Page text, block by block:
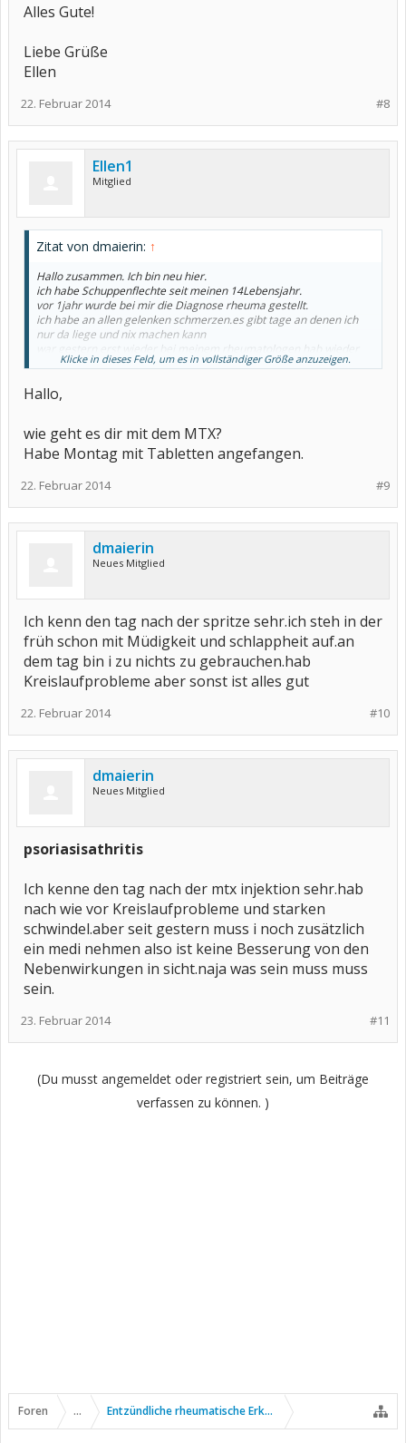
Alles Gute!
Liebe Grüße
Ellen
#8
22. Februar 2014
Ellen1
Mitglied
Zitat von dmaierin: ↑
Hallo zusammen. Ich bin neu hier.
ich habe Schuppenflechte seit meinen 14Lebensjahr.
vor 1jahr wurde bei mir die Diagnose rheuma gestellt.
ich habe an allen gelenken schmerzen.es gibt tage an denen ich
nur da liege und nix machen kann
war gestern erst wieder bei meinem rheumatologen hab wieder
ein neues medikament verordnet bekommen nehme jetzt mtx
täglich,folsan und Vitamin d und jetzt seit gestern noch leflunomid.
also wenn jemand Lust hat sich mit mir auszutauschen dann würde
ich mich freuen
Klicke in dieses Feld, um es in vollständiger Größe anzuzeigen.
Hallo,
wie geht es dir mit dem MTX?
Habe Montag mit Tabletten angefangen.
#9
22. Februar 2014
dmaierin
Neues Mitglied
Ich kenn den tag nach der spritze sehr.ich steh in der
früh schon mit Müdigkeit und schlappheit auf.an
dem tag bin i zu nichts zu gebrauchen.hab
Kreislaufprobleme aber sonst ist alles gut
#10
22. Februar 2014
dmaierin
Neues Mitglied
psoriasisathritis
Ich kenne den tag nach der mtx injektion sehr.hab
nach wie vor Kreislaufprobleme und starken
schwindel.aber seit gestern muss i noch zusätzlich
ein medi nehmen also ist keine Besserung von den
Nebenwirkungen in sicht.naja was sein muss muss
sein.
#11
23. Februar 2014
(Du musst angemeldet oder registriert sein, um Beiträge
verfassen zu können. )
Foren ... Entzündliche rheumatische Erkrankungen